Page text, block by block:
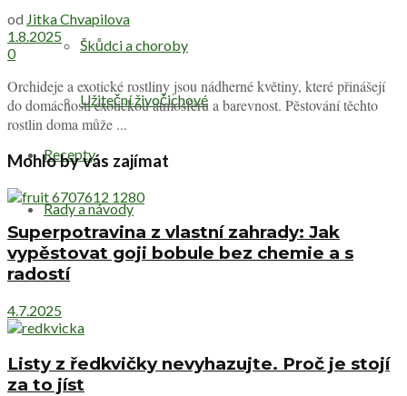
Škůdci a choroby
Užiteční živočichové
Recepty
Rady a návody
od Jitka Chvapilova
1.8.2025
0
Orchideje a exotické rostliny jsou nádherné květiny, které přinášejí
do domácnosti exotickou atmosféru a barevnost. Pěstování těchto
rostlin doma může ...
Mohlo by vás zajímat
Superpotravina z vlastní zahrady: Jak
vypěstovat goji bobule bez chemie a s
radostí
4.7.2025
Listy z ředkvičky nevyhazujte. Proč je stojí
za to jíst